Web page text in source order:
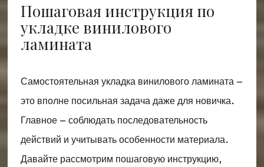
Пошаговая инструкция по
укладке винилового
ламината
Самостоятельная укладка винилового ламината –
это вполне посильная задача даже для новичка.
Главное – соблюдать последовательность
действий и учитывать особенности материала.
Давайте рассмотрим пошаговую инструкцию,